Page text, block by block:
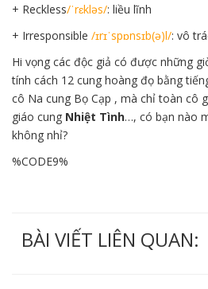
+ Reckless/ˈrɛkləs/: liều lĩnh
+ Irresponsible /ɪrɪˈspɒnsɪb(ə)l/: vô
Hi vọng các độc giả có được những
tính cách 12 cung hoàng đọ bằng
cô Na cung Bọ Cạp , mà chỉ toàn cô
giáo cung Nhiệt Tình…, có bạn nào
không nhỉ?
%CODE9%
BÀI VIẾT LIÊN QUAN: